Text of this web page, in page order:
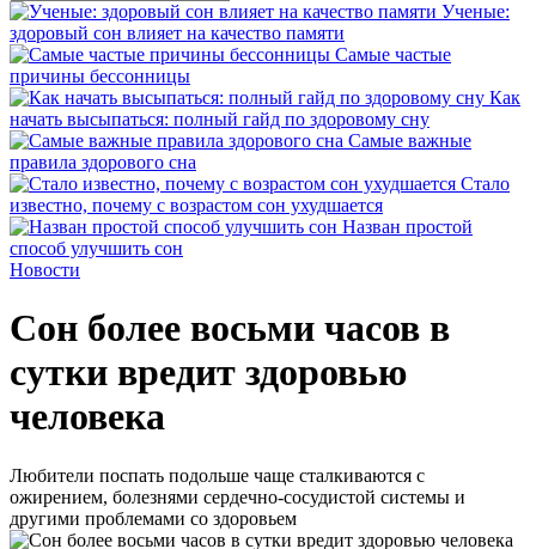
Ученые:
здоровый сон влияет на качество памяти
Самые частые
причины бессонницы
Как
начать высыпаться: полный гайд по здоровому сну
Самые важные
правила здорового сна
Стало
известно, почему с возрастом сон ухудшается
Назван простой
способ улучшить сон
Новости
Сон более восьми часов в
сутки вредит здоровью
человека
Любители поспать подольше чаще сталкиваются с
ожирением, болезнями сердечно-сосудистой системы и
другими проблемами со здоровьем